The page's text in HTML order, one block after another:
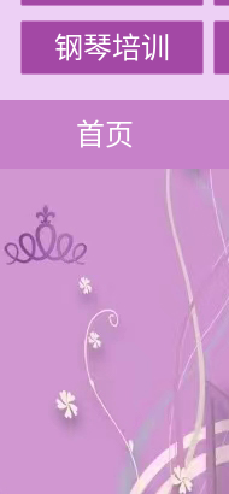
钢琴培训
首页